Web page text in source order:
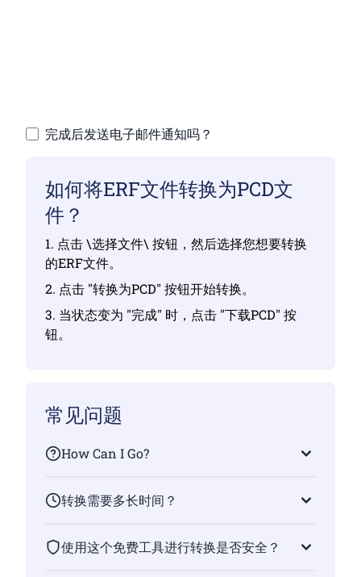
完成后发送电子邮件通知吗？
如何将ERF文件转换为PCD文
件？
1. 点击 \选择文件\ 按钮，然后选择您想要转换
的ERF文件。
2. 点击 "转换为PCD" 按钮开始转换。
3. 当状态变为 "完成" 时，点击 "下载PCD" 按
钮。
常见问题
How Can I Go?
转换需要多长时间？
使用这个免费工具进行转换是否安全？